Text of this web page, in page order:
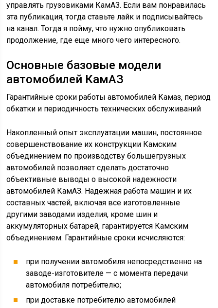
управлять грузовиками КамАЗ. Если вам понравилась
эта публикация, тогда ставьте лайк и подписывайтесь
на канал. Тогда я пойму, что нужно опубликовать
продолжение, где еще много чего интересного.
Основные базовые модели
автомобилей КамАЗ
Гарантийные сроки работы автомобилей Камаз, период
обкатки и периодичность технических обслуживаний
Накопленный опыт эксплуатации машин, постоянное
совершенствование их конструкции Камским
объединением по производству большегрузных
автомобилей позволяет сделать достаточно
объективные выводы о высокой надежности
автомобилей КамАЗ. Надежная работа машин и их
составных частей, включая все изготовленные
другими заводами изделия, кроме шин и
аккумуляторных батарей, гарантируется Камским
объединением. Гарантийные сроки исчисляются:
при получении автомобиля непосредственно на
заводе-изготовителе — с момента передачи
автомобиля потребителю;
при доставке потребителю автомобилей